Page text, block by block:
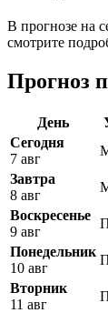
В прогнозе на
смотрите
Прогноз
День
Сегодня
7 авг
Завтра
8 авг
Воскресенье
9 авг
Понедельник
10 авг
Вторник
11 авг